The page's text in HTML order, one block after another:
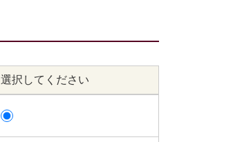
選択してください